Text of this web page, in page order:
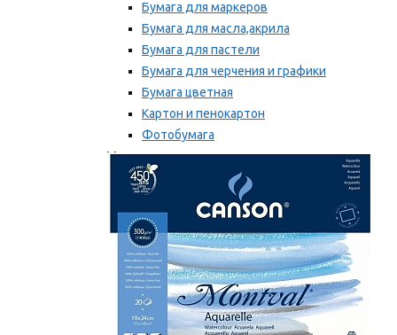
Бумага для маркеров
Бумага для масла,акрила
Бумага для пастели
Бумага для черчения и графики
Бумага цветная
Картон и пенокартон
Фотобумага
Мы рекомендуем